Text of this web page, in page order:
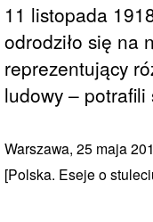
11 listopada
odrodziło się na
reprezentujący
ludowy –
Warszawa, 25 maja
[Polska. Eseje o